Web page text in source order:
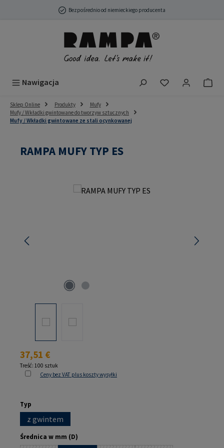
Przejdź do głównej zawartościBezpośrednio od niemieckiego producenta
Nawigacja Masz 0
Sklep Online Produkty
Mufy
Mufy / Wkładki gwintowane do tworzyw sztucznych
Mufy / Wkładki gwintowane ze stali ocynkowanej
RAMPA MUFY TYP ES
Pomiń galerię zdjęć
Cena regularna:
37,51 €
Treść: 100 sztuk
Ceny bez VAT plus koszty wysyłki
Wybierz
Typ
z gwintem
Wybierz
Średnica w mm (D)